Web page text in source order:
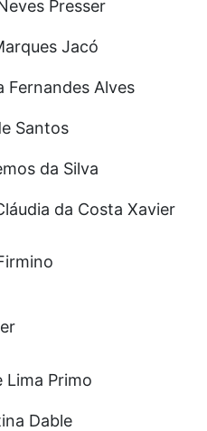
Presser
Jacó
Fernandes Alves
Santos
da Silva
da Costa Xavier
Lima Primo
Dable